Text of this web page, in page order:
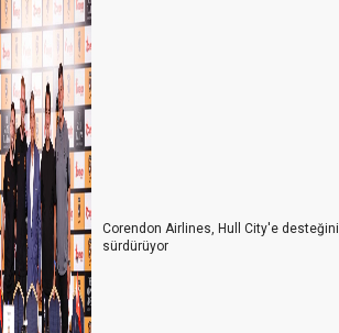
Babası. Para vermekle Baba olunmaz…"
ŞEY DAHİL İSRAFI NASIL ÖNLENİR?
TÜRKLERE AŞI ENGELİ…
REHBERLiĞi YASASINDA SON RÖTUŞLAR…
KRONOLOJiSi
REHBERLiK KANUNU HAKKINDA
Trend; “FLY & DRIVE”
BAŞLIK OKUYANLARDAN ÇEKTİĞİM…
Corendon Airlines, Hull City'e desteğini
sürdürüyor